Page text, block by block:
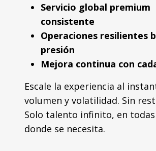
Servicio global premium
consistente
Operaciones resilientes
presión
Mejora continua con
Escale la experiencia al
volumen y volatilidad. Sin
Solo talento infinito, en
donde se necesita.